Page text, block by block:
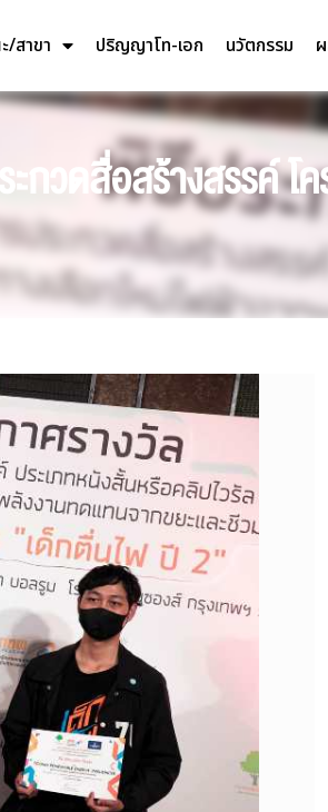
/สาขา ปริญญาโท-เอก นวัตกรรม
วดสื่อสร้างสรรค์ โ